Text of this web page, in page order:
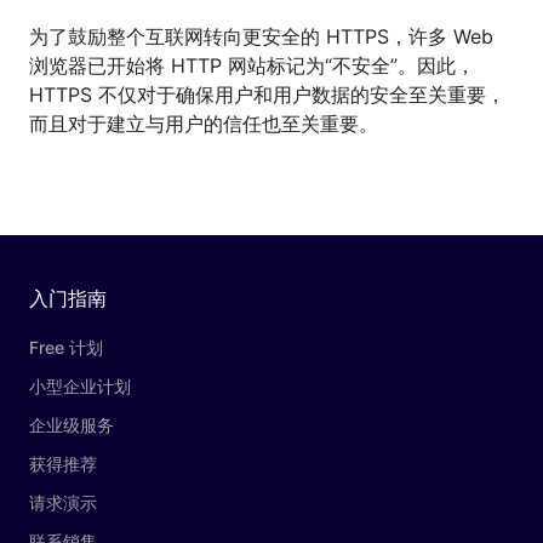
为了鼓励整个互联网转向更安全的 HTTPS，许多 Web
浏览器已开始将 HTTP 网站标记为“不安全”。因此，
HTTPS 不仅对于确保用户和用户数据的安全至关重要，
而且对于建立与用户的信任也至关重要。
入门指南
Free 计划
小型企业计划
企业级服务
获得推荐
请求演示